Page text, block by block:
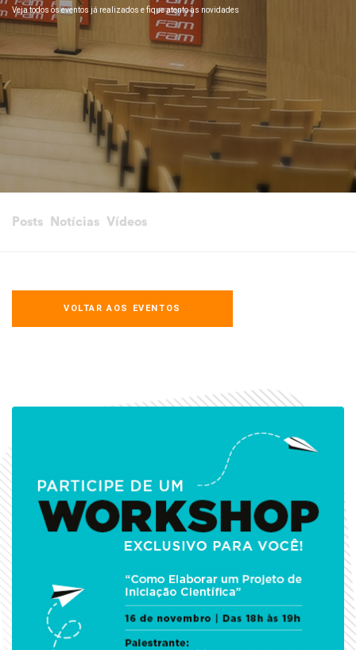
Veja todos os eventos já realizados e fique atento às novidades
Posts Notícias Vídeos
VOLTAR AOS EVENTOS